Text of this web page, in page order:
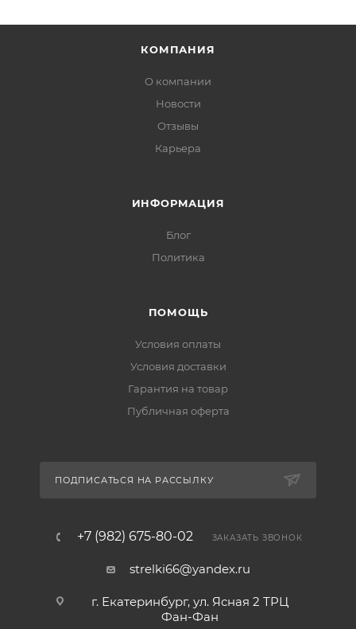
КОМПАНИЯ
О компании
Новости
Отзывы
Карьера
ИНФОРМАЦИЯ
Блог
Политика
ПОМОЩЬ
Условия оплаты
Условия доставки
Гарантия на товар
Публичная оферта
ПОДПИСАТЬСЯ НА РАССЫЛКУ
+7 (982) 675-80-02 ЗАКАЗАТЬ ЗВОНОК
strelki66@yandex.ru
г. Екатеринбург, ул. Ясная 2 ТРЦ
Фан-Фан